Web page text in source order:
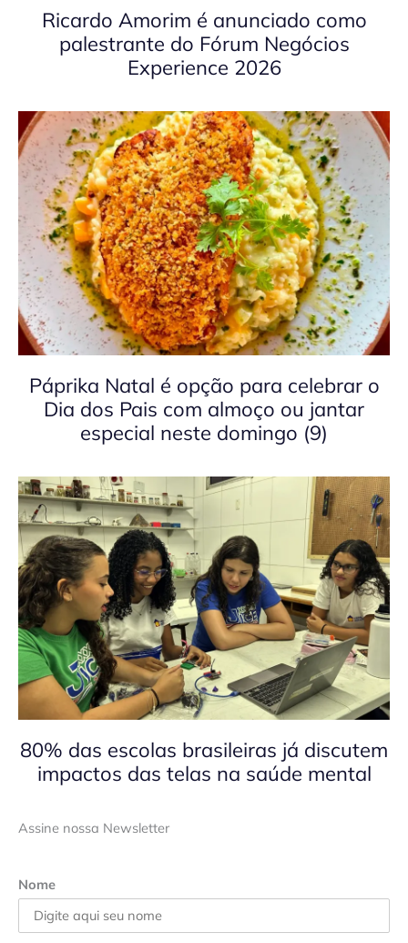
Ricardo Amorim é anunciado como
palestrante do Fórum Negócios
Experience 2026
Páprika Natal é opção para celebrar o
Dia dos Pais com almoço ou jantar
especial neste domingo (9)
80% das escolas brasileiras já discutem
impactos das telas na saúde mental
Assine nossa Newsletter
Nome